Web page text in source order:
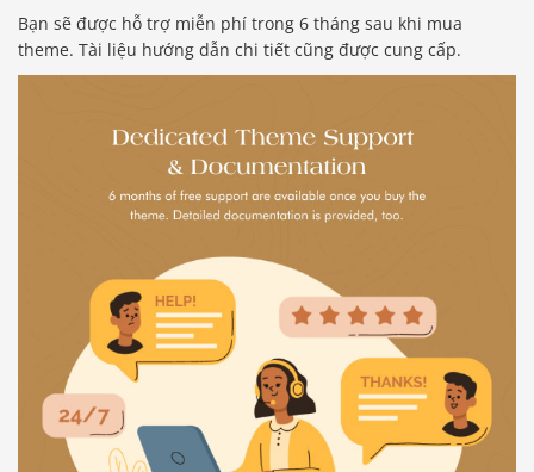
Bạn sẽ được hỗ trợ miễn phí trong 6 tháng sau khi mua
theme. Tài liệu hướng dẫn chi tiết cũng được cung cấp.
Báo giá & Đặt hàng:
0903.976.769